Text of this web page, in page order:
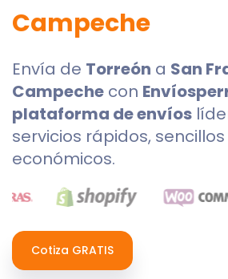
Campeche
Envía de Torreón a San
Campeche con
plataforma de envíos
servicios rápidos, sencillos
económicos.
Cotiza GRATIS